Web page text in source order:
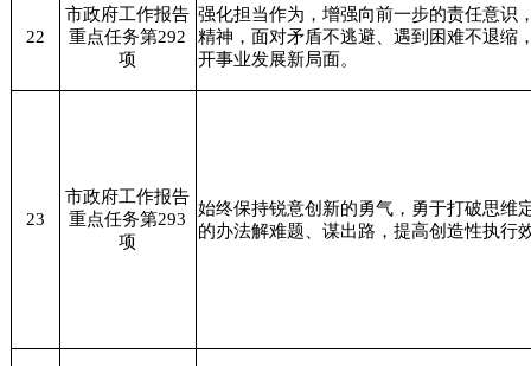
22
市政府工作报告
重点任务第292
项
强化担当作为，增强向前一步的责任意识
精神，面对矛盾不逃避、遇到困难不退缩
开事业发展新局面。
23
市政府工作报告
重点任务第293
项
始终保持锐意创新的勇气，勇于打破思维
的办法解难题、谋出路，提高创造性执行